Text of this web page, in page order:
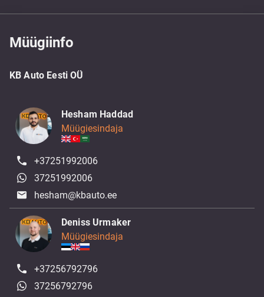
Müügiinfo
KB Auto Eesti OÜ
Hesham Haddad
Müügiesindaja
+37251992006
37251992006
hesham@kbauto.ee
Deniss Urmaker
Müügiesindaja
+37256792796
37256792796